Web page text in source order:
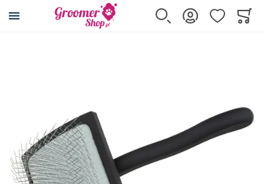
Przejdź na stronę główną
Szukaj Zaloguj sięUlubione